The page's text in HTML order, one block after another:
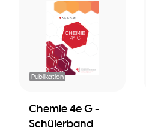
Publikation
Chemie 4e G -
Schülerband